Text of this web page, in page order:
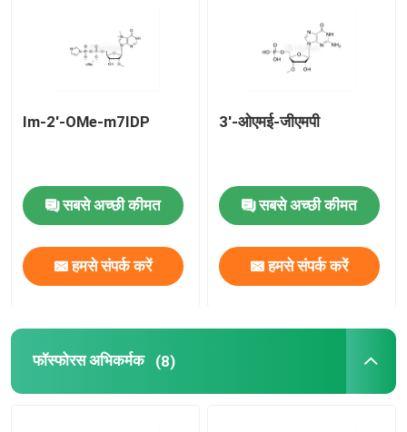
Im-2'-OMe-m7IDP
सबसे अच्छी कीमत
हमसे संपर्क करें
3'-ओएमई-जीएमपी
सबसे अच्छी कीमत
हमसे संपर्क करें
फॉस्फोरस अभिकर्मक (8)